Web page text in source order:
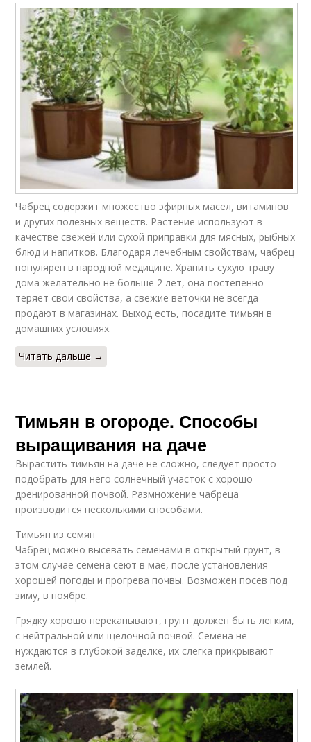
Чабрец содержит множество эфирных масел, витаминов
и других полезных веществ. Растение используют в
качестве свежей или сухой приправки для мясных, рыбных
блюд и напитков. Благодаря лечебным свойствам, чабрец
популярен в народной медицине. Хранить сухую траву
дома желательно не больше 2 лет, она постепенно
теряет свои свойства, а свежие веточки не всегда
продают в магазинах. Выход есть, посадите тимьян в
домашних условиях.
Читать дальше →
Тимьян в огороде. Способы
выращивания на даче
Вырастить тимьян на даче не сложно, следует просто
подобрать для него солнечный участок с хорошо
дренированной почвой. Размножение чабреца
производится несколькими способами.
Тимьян из семян
Чабрец можно высевать семенами в открытый грунт, в
этом случае семена сеют в мае, после установления
хорошей погоды и прогрева почвы. Возможен посев под
зиму, в ноябре.
Грядку хорошо перекапывают, грунт должен быть легким,
с нейтральной или щелочной почвой. Семена не
нуждаются в глубокой заделке, их слегка прикрывают
землей.